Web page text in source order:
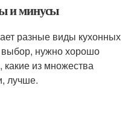
и минусы
разные виды кухонных
нужно хорошо
какие из множества
лучше.